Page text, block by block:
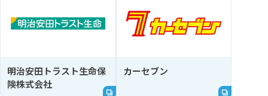
明治安田トラスト生命保
険株式会社
カーセブン